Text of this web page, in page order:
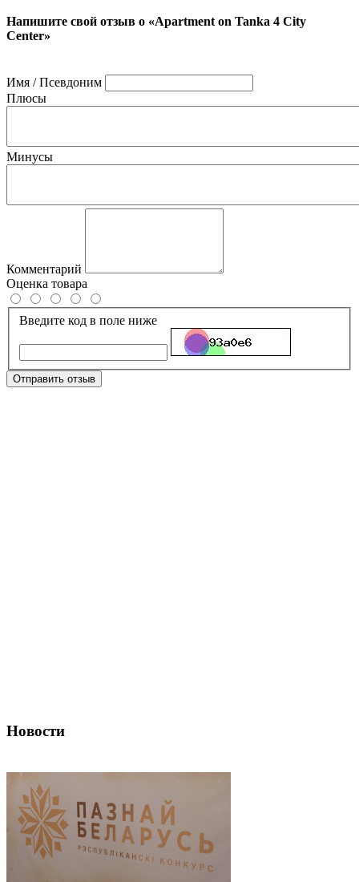
Напишите свой отзыв о «Apartment on Tanka 4 City
Center»
Имя / Псевдоним
Плюсы
Минусы
Комментарий
Оценка товара
Введите код в поле ниже
Отправить отзыв
Новости